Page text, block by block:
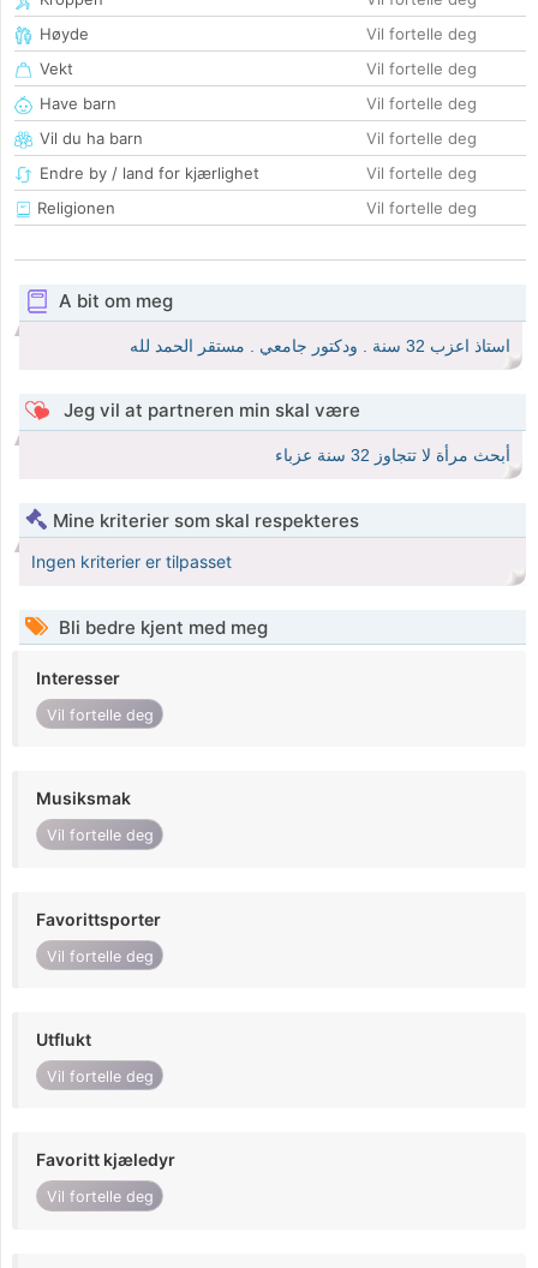
Høyde
Vil fortelle deg
Vekt
Vil fortelle deg
Have barn
Vil fortelle deg
Vil du ha barn
Vil fortelle deg
Endre by / land for kjærlighet
Vil fortelle deg
Religionen
Vil fortelle deg
A bit om meg
استاذ اعزب 32 سنة . ودكتور جامعي . مستقر الحمد لله
Jeg vil at partneren min skal være
أبحث مرأة لا تتجاوز 32 سنة عزباء
Mine kriterier som skal respekteres
Ingen kriterier er tilpasset
Bli bedre kjent med meg
Interesser
Vil fortelle deg
Musiksmak
Vil fortelle deg
Favorittsporter
Vil fortelle deg
Utflukt
Vil fortelle deg
Favoritt kjæledyr
Vil fortelle deg